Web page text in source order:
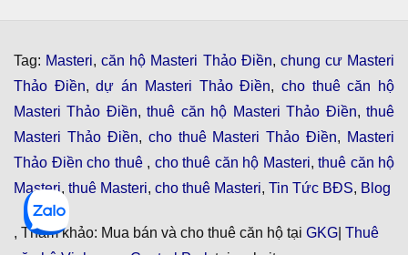
Tag: Masteri,căn hộ Masteri Thảo Điền, chung cư Masteri
Thảo Điền,dự án Masteri Thảo Điền, cho thuê căn hộ
Masteri Thảo Điền,thuê căn hộ Masteri Thảo Điền,thuê
Masteri Thảo Điền, cho thuê Masteri Thảo Điền, Masteri
Thảo Điền cho thuê , cho thuê căn hộ Masteri, thuê căn hộ
Masteri, thuê Masteri, cho thuê Masteri, Tin Tức BĐS, Blog
, Tham khảo: Mua bán và cho thuê căn hộ tại GKG Thuê